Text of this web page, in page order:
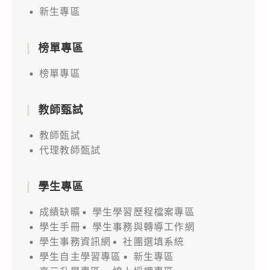
新生專區
榜單專區
榜單專區
教師甄試
教師甄試
代理教師甄試
學生專區
成績缺曠
學生學習歷程檔案專區
學生手冊
學生事務與轉導工作網
學生事務資訊網
社團選填系統
學生自主學習專區
新生專區